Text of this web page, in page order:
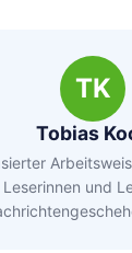
TK
Tobias
und